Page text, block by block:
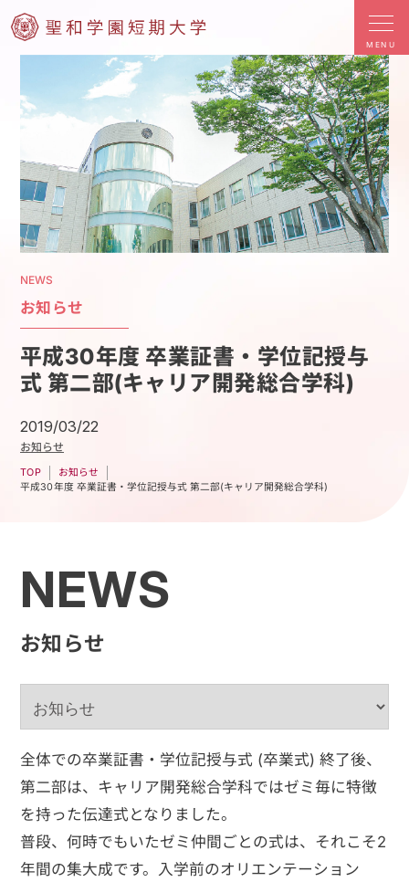
MENU
NEWS
お知らせ
平成30年度 卒業証書・学位記授与
式 第二部(キャリア開発総合学科)
2019/03/22
お知らせ
TOP お知らせ
平成30年度 卒業証書・学位記授与式 第二部(キャリア開発総合学科)
NEWS
お知らせ
全体での卒業証書・学位記授与式 (卒業式) 終了後、
第二部は、キャリア開発総合学科ではゼミ毎に特徴
を持った伝達式となりました。
普段、何時でもいたゼミ仲間ごとの式は、それこそ2
年間の集大成です。入学前のオリエンテーション